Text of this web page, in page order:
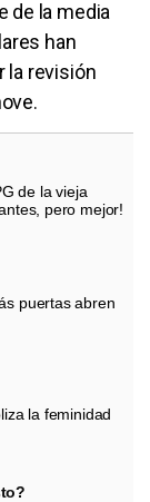
de la media
han
la revisión
de la vieja
pero mejor!
puertas abren
la feminidad